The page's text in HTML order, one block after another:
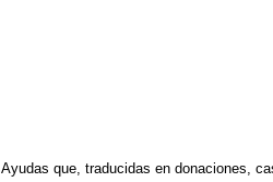
Ayudas que, traducidas en donaciones,